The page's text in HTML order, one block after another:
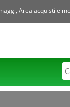
Area acquisti e